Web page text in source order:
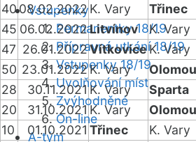
Vstupenky
Permanentky 18/19
Přípravná utkání 18/19
Vstupenky 18/19
Uvolňování míst
Zvýhodněné
On-line
A-tým
4008.02.2022K. Vary Třinec
45 06.02.2022Litvínov K. Vary
47 26.01.2022VítkoviceK. Vary
50 23.01.2022K. Vary
28
30.11.2021 K. Vary Sparta
20
31.10.2021K. Vary
10
01.10.2021 Třinec K. Vary